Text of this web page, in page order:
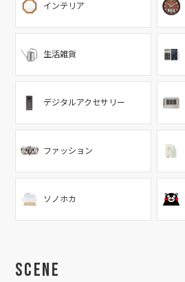
インテリア
生活雑貨
デジタルアクセサリー
ファッション
ソノホカ
Scene